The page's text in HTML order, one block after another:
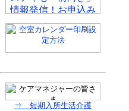
⇒ 短期入所生活介護